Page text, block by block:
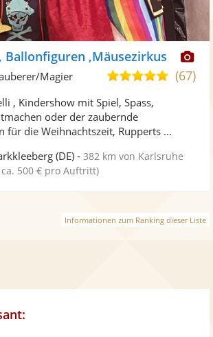
Ballonfiguren ,Mäusezirkus
4,8(67)
Magier
, Kindershow mit Spiel, Spass,
oder der zaubernde
für die Weihnachtszeit, Rupperts ...
(DE) -382 km von Karlsruhe
500 € pro Auftritt)
Informationen zum Ranking dieser Liste